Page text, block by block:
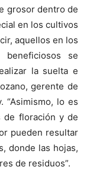
grosor dentro de
en los cultivos
aquellos en los
se
la suelta e
gerente de
“Asimismo, lo es
de floración y de
pueden resultar
donde las hojas,
de residuos”.